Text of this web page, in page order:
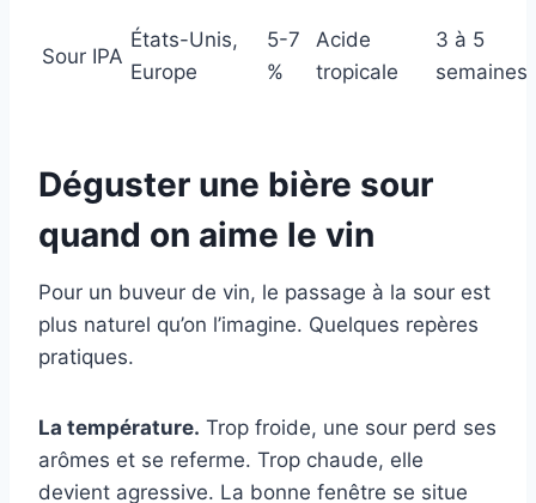
Sour IPA
États-Unis,
Europe
5-7
%
Acide
tropicale
3 à 5
semaines
Déguster une bière sour
quand on aime le vin
Pour un buveur de vin, le passage à la sour est
plus naturel qu’on l’imagine. Quelques repères
pratiques.
La température. Trop froide, une sour perd ses
arômes et se referme. Trop chaude, elle
devient agressive. La bonne fenêtre se situe